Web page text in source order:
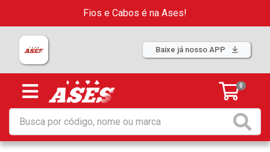
Fios e Cabos é na Ases!
Baixe já nosso APP
0